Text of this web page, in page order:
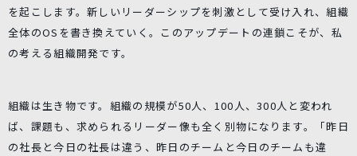
を起こします。新しいリーダーシップを刺激として受け入れ、組織
全体のOSを書き換えていく。このアップデートの連鎖こそが、私
の考える組織開発です。
組織は生き物です。組織の規模が50人、100人、300人と変われ
ば、課題も、求められるリーダー像も全く別物になります。「昨日
の社長と今日の社長は違う、昨日のチームと今日のチームも違